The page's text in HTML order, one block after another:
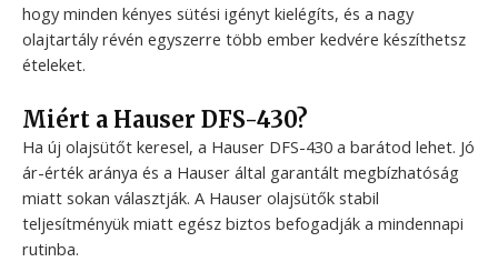
hogy minden kényes sütési igényt kielégíts, és a nagy
olajtartály révén egyszerre több ember kedvére készíthetsz
ételeket.
Miért a Hauser DFS-430?
Ha új olajsütőt keresel, a Hauser DFS-430 a barátod lehet. Jó
ár-érték aránya és a Hauser által garantált megbízhatóság
miatt sokan választják. A Hauser olajsütők stabil
teljesítményük miatt egész biztos befogadják a mindennapi
rutinba.